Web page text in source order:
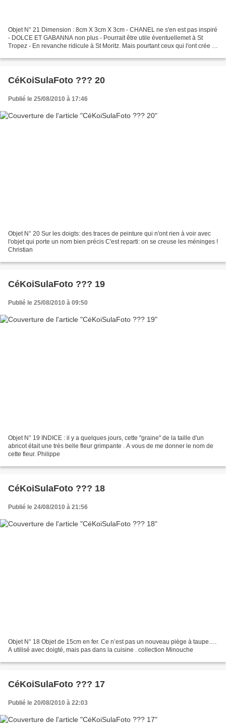
Objet N° 21 Dimension : 8cm X 3cm X 3cm - CHANEL ne s'en est pas inspiré
- DOLCE ET GABANNA non plus - Pourrait être utile éventuellemet à St
Tropez - En revanche ridicule à St Moritz. Mais pourtant ceux qui l'ont crée à
CéKoiSulaFoto ??? 20
Publié le 25/08/2010 à 17:46
Objet N° 20 Sur les doigts: des traces de peinture qui n'ont rien à voir avec
l'objet qui porte un nom bien précis C'est reparti: on se creuse les méninges !
Christian
CéKoiSulaFoto ??? 19
Publié le 25/08/2010 à 09:50
Objet N° 19 INDICE : il y a quelques jours, cette "graine" de la taille d'un
abricot était une très belle fleur grimpante . A vous de me donner le nom de
cette fleur. Philippe
CéKoiSulaFoto ??? 18
Publié le 24/08/2010 à 21:56
Objet N° 18 Objet de 15cm en fer. Ce n’est pas un nouveau piège à taupe….
A utilisé avec doigté, mais pas dans la cuisine . collection Minouche
CéKoiSulaFoto ??? 17
Publié le 20/08/2010 à 22:03